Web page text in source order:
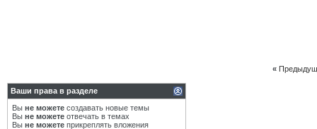
«
Ваши права в разделе
Вы не можете создавать новые темы
Вы не можете отвечать в темах
Вы не можете прикреплять вложения